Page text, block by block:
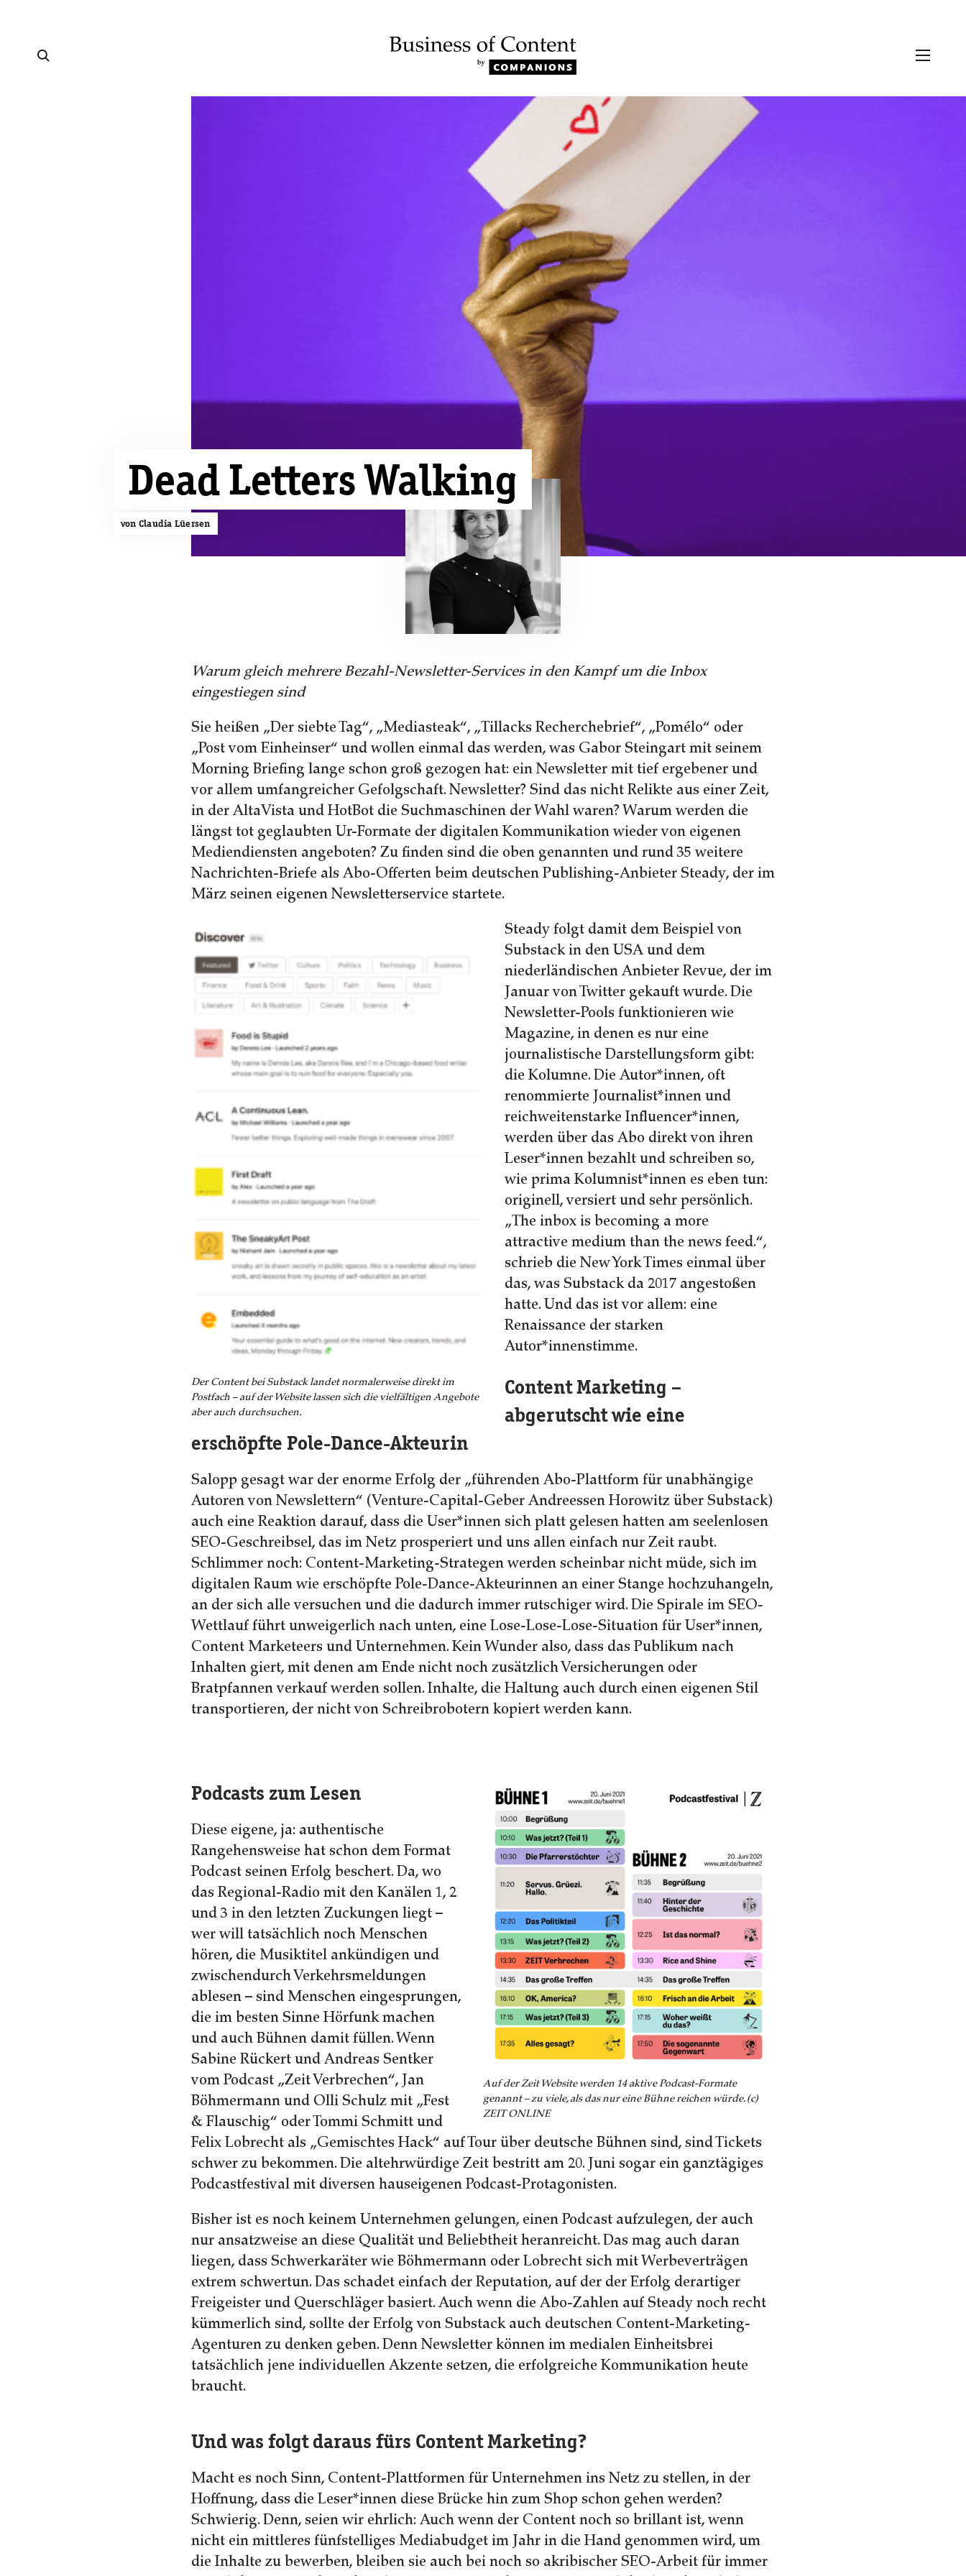
Dead Letters Walking
von Claudia Lüersen
Warum gleich mehrere Bezahl-Newsletter-Services in den Kampf um die Inbox
eingestiegen sind
Sie heißen „Der siebte Tag“, „Mediasteak“, „Tillacks Recherchebrief“, „Pomélo“ oder
„Post vom Einheinser“ und wollen einmal das werden, was Gabor Steingart mit seinem
Morning Briefing lange schon groß gezogen hat: ein Newsletter mit tief ergebener und
vor allem umfangreicher Gefolgschaft. Newsletter? Sind das nicht Relikte aus einer Zeit,
in der AltaVista und HotBot die Suchmaschinen der Wahl waren? Warum werden die
längst tot geglaubten Ur-Formate der digitalen Kommunikation wieder von eigenen
Mediendiensten angeboten? Zu finden sind die oben genannten und rund 35 weitere
Nachrichten-Briefe als Abo-Offerten beim deutschen Publishing-Anbieter Steady, der im
März seinen eigenen Newsletterservice startete.
Der Content bei Substack landet normalerweise direkt im
Postfach – auf der Website lassen sich die vielfältigen Angebote
aber auch durchsuchen.
Steady folgt damit dem Beispiel von
Substack in den USA und dem
niederländischen Anbieter Revue, der im
Januar von Twitter gekauft wurde. Die
Newsletter-Pools funktionieren wie
Magazine, in denen es nur eine
journalistische Darstellungsform gibt:
die Kolumne. Die Autor*innen, oft
renommierte Journalist*innen und
reichweitenstarke Influencer*innen,
werden über das Abo direkt von ihren
Leser*innen bezahlt und schreiben so,
wie prima Kolumnist*innen es eben tun:
originell, versiert und sehr persönlich.
„The inbox is becoming a more
attractive medium than the news feed.“,
schrieb die New York Times einmal über
das, was Substack da 2017 angestoßen
hatte. Und das ist vor allem: eine
Renaissance der starken
Autor*innenstimme.
Content Marketing –
abgerutscht wie eine
erschöpfte Pole-Dance-Akteurin
Salopp gesagt war der enorme Erfolg der „führenden Abo-Plattform für unabhängige
Autoren von Newslettern“ (Venture-Capital-Geber Andreessen Horowitz über Substack)
auch eine Reaktion darauf, dass die User*innen sich platt gelesen hatten am seelenlosen
SEO-Geschreibsel, das im Netz prosperiert und uns allen einfach nur Zeit raubt.
Schlimmer noch: Content-Marketing-Strategen werden scheinbar nicht müde, sich im
digitalen Raum wie erschöpfte Pole-Dance-Akteurinnen an einer Stange hochzuhangeln,
an der sich alle versuchen und die dadurch immer rutschiger wird. Die Spirale im SEO-
Wettlauf führt unweigerlich nach unten, eine Lose-Lose-Lose-Situation für User*innen,
Content Marketeers und Unternehmen. Kein Wunder also, dass das Publikum nach
Inhalten giert, mit denen am Ende nicht noch zusätzlich Versicherungen oder
Bratpfannen verkauf werden sollen. Inhalte, die Haltung auch durch einen eigenen Stil
transportieren, der nicht von Schreibrobotern kopiert werden kann.
Auf der Zeit Website werden 14 aktive Podcast-Formate
genannt – zu viele, als das nur eine Bühne reichen würde. (c)
ZEIT ONLINE
Podcasts zum Lesen
Diese eigene, ja: authentische
Rangehensweise hat schon dem Format
Podcast seinen Erfolg beschert. Da, wo
das Regional-Radio mit den Kanälen 1, 2
und 3 in den letzten Zuckungen liegt –
wer will tatsächlich noch Menschen
hören, die Musiktitel ankündigen und
zwischendurch Verkehrsmeldungen
ablesen – sind Menschen eingesprungen,
die im besten Sinne Hörfunk machen
und auch Bühnen damit füllen. Wenn
Sabine Rückert und Andreas Sentker
vom Podcast „Zeit Verbrechen“, Jan
Böhmermann und Olli Schulz mit „Fest
& Flauschig“ oder Tommi Schmitt und
Felix Lobrecht als „Gemischtes Hack“ auf Tour über deutsche Bühnen sind, sind Tickets
schwer zu bekommen. Die altehrwürdige Zeit bestritt am 20. Juni sogar ein ganztägiges
Podcastfestival mit diversen hauseigenen Podcast-Protagonisten.
Bisher ist es noch keinem Unternehmen gelungen, einen Podcast aufzulegen, der auch
nur ansatzweise an diese Qualität und Beliebtheit heranreicht. Das mag auch daran
liegen, dass Schwerkaräter wie Böhmermann oder Lobrecht sich mit Werbeverträgen
extrem schwertun. Das schadet einfach der Reputation, auf der der Erfolg derartiger
Freigeister und Querschläger basiert. Auch wenn die Abo-Zahlen auf Steady noch recht
kümmerlich sind, sollte der Erfolg von Substack auch deutschen Content-Marketing-
Agenturen zu denken geben. Denn Newsletter können im medialen Einheitsbrei
tatsächlich jene individuellen Akzente setzen, die erfolgreiche Kommunikation heute
braucht.
Und was folgt daraus fürs Content Marketing?
Macht es noch Sinn, Content-Plattformen für Unternehmen ins Netz zu stellen, in der
Hoffnung, dass die Leser*innen diese Brücke hin zum Shop schon gehen werden?
Schwierig. Denn, seien wir ehrlich: Auch wenn der Content noch so brillant ist, wenn
nicht ein mittleres fünfstelliges Mediabudget im Jahr in die Hand genommen wird, um
die Inhalte zu bewerben, bleiben sie auch bei noch so akribischer SEO-Arbeit für immer